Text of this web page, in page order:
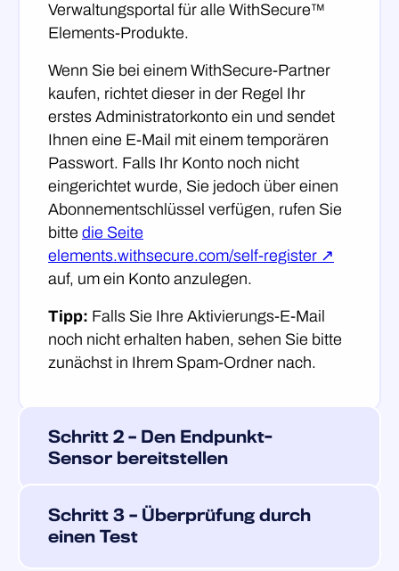
Verwaltungsportal für alle WithSecure™
Elements-Produkte.
Wenn Sie bei einem WithSecure-Partner
kaufen, richtet dieser in der Regel Ihr
erstes Administratorkonto ein und sendet
Ihnen eine E-Mail mit einem temporären
Passwort. Falls Ihr Konto noch nicht
eingerichtet wurde, Sie jedoch über einen
Abonnementschlüssel verfügen, rufen Sie
bitte die Seite
elements.withsecure.com/self-register ↗
auf, um ein Konto anzulegen.
Tipp: Falls Sie Ihre Aktivierungs-E-Mail
noch nicht erhalten haben, sehen Sie bitte
zunächst in Ihrem Spam-Ordner nach.
Schritt 2 – Den Endpunkt-
Sensor bereitstellen
jedem Gerät, das Sie überwachen
möchten, ein ressourcenschonender
Schritt 3 – Überprüfung durch
einen Test